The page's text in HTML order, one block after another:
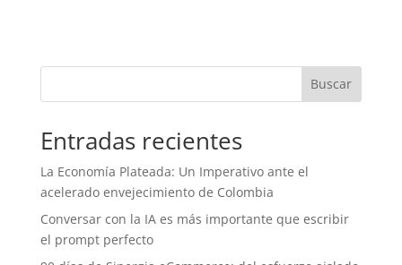
Buscar
Entradas recientes
La Economía Plateada: Un Imperativo ante el
acelerado envejecimiento de Colombia
Conversar con la IA es más importante que escribir
el prompt perfecto